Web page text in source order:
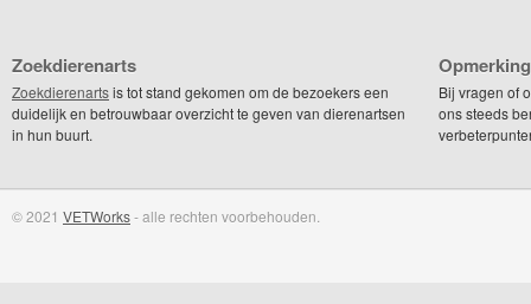
Zoekdierenarts
Zoekdierenartsis tot stand gekomen om de bezoekers een
duidelijk en betrouwbaar overzicht te geven van dierenartsen
in hun buurt.
Bij vragen of
ons steeds
© 2021 VETWorks- alle rechten voorbehouden.